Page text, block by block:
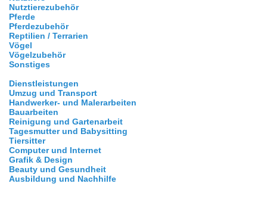
Nutztierezubehör
Pferde
Pferdezubehör
Reptilien / Terrarien
Vögel
Vögelzubehör
Sonstiges
Dienstleistungen
Umzug und Transport
Handwerker- und Malerarbeiten
Bauarbeiten
Reinigung und Gartenarbeit
Tagesmutter und Babysitting
Tiersitter
Computer und Internet
Grafik & Design
Beauty und Gesundheit
Ausbildung und Nachhilfe